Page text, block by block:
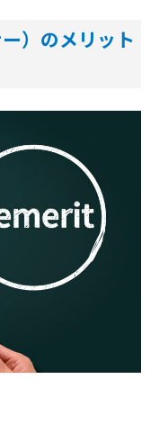
）のメリット